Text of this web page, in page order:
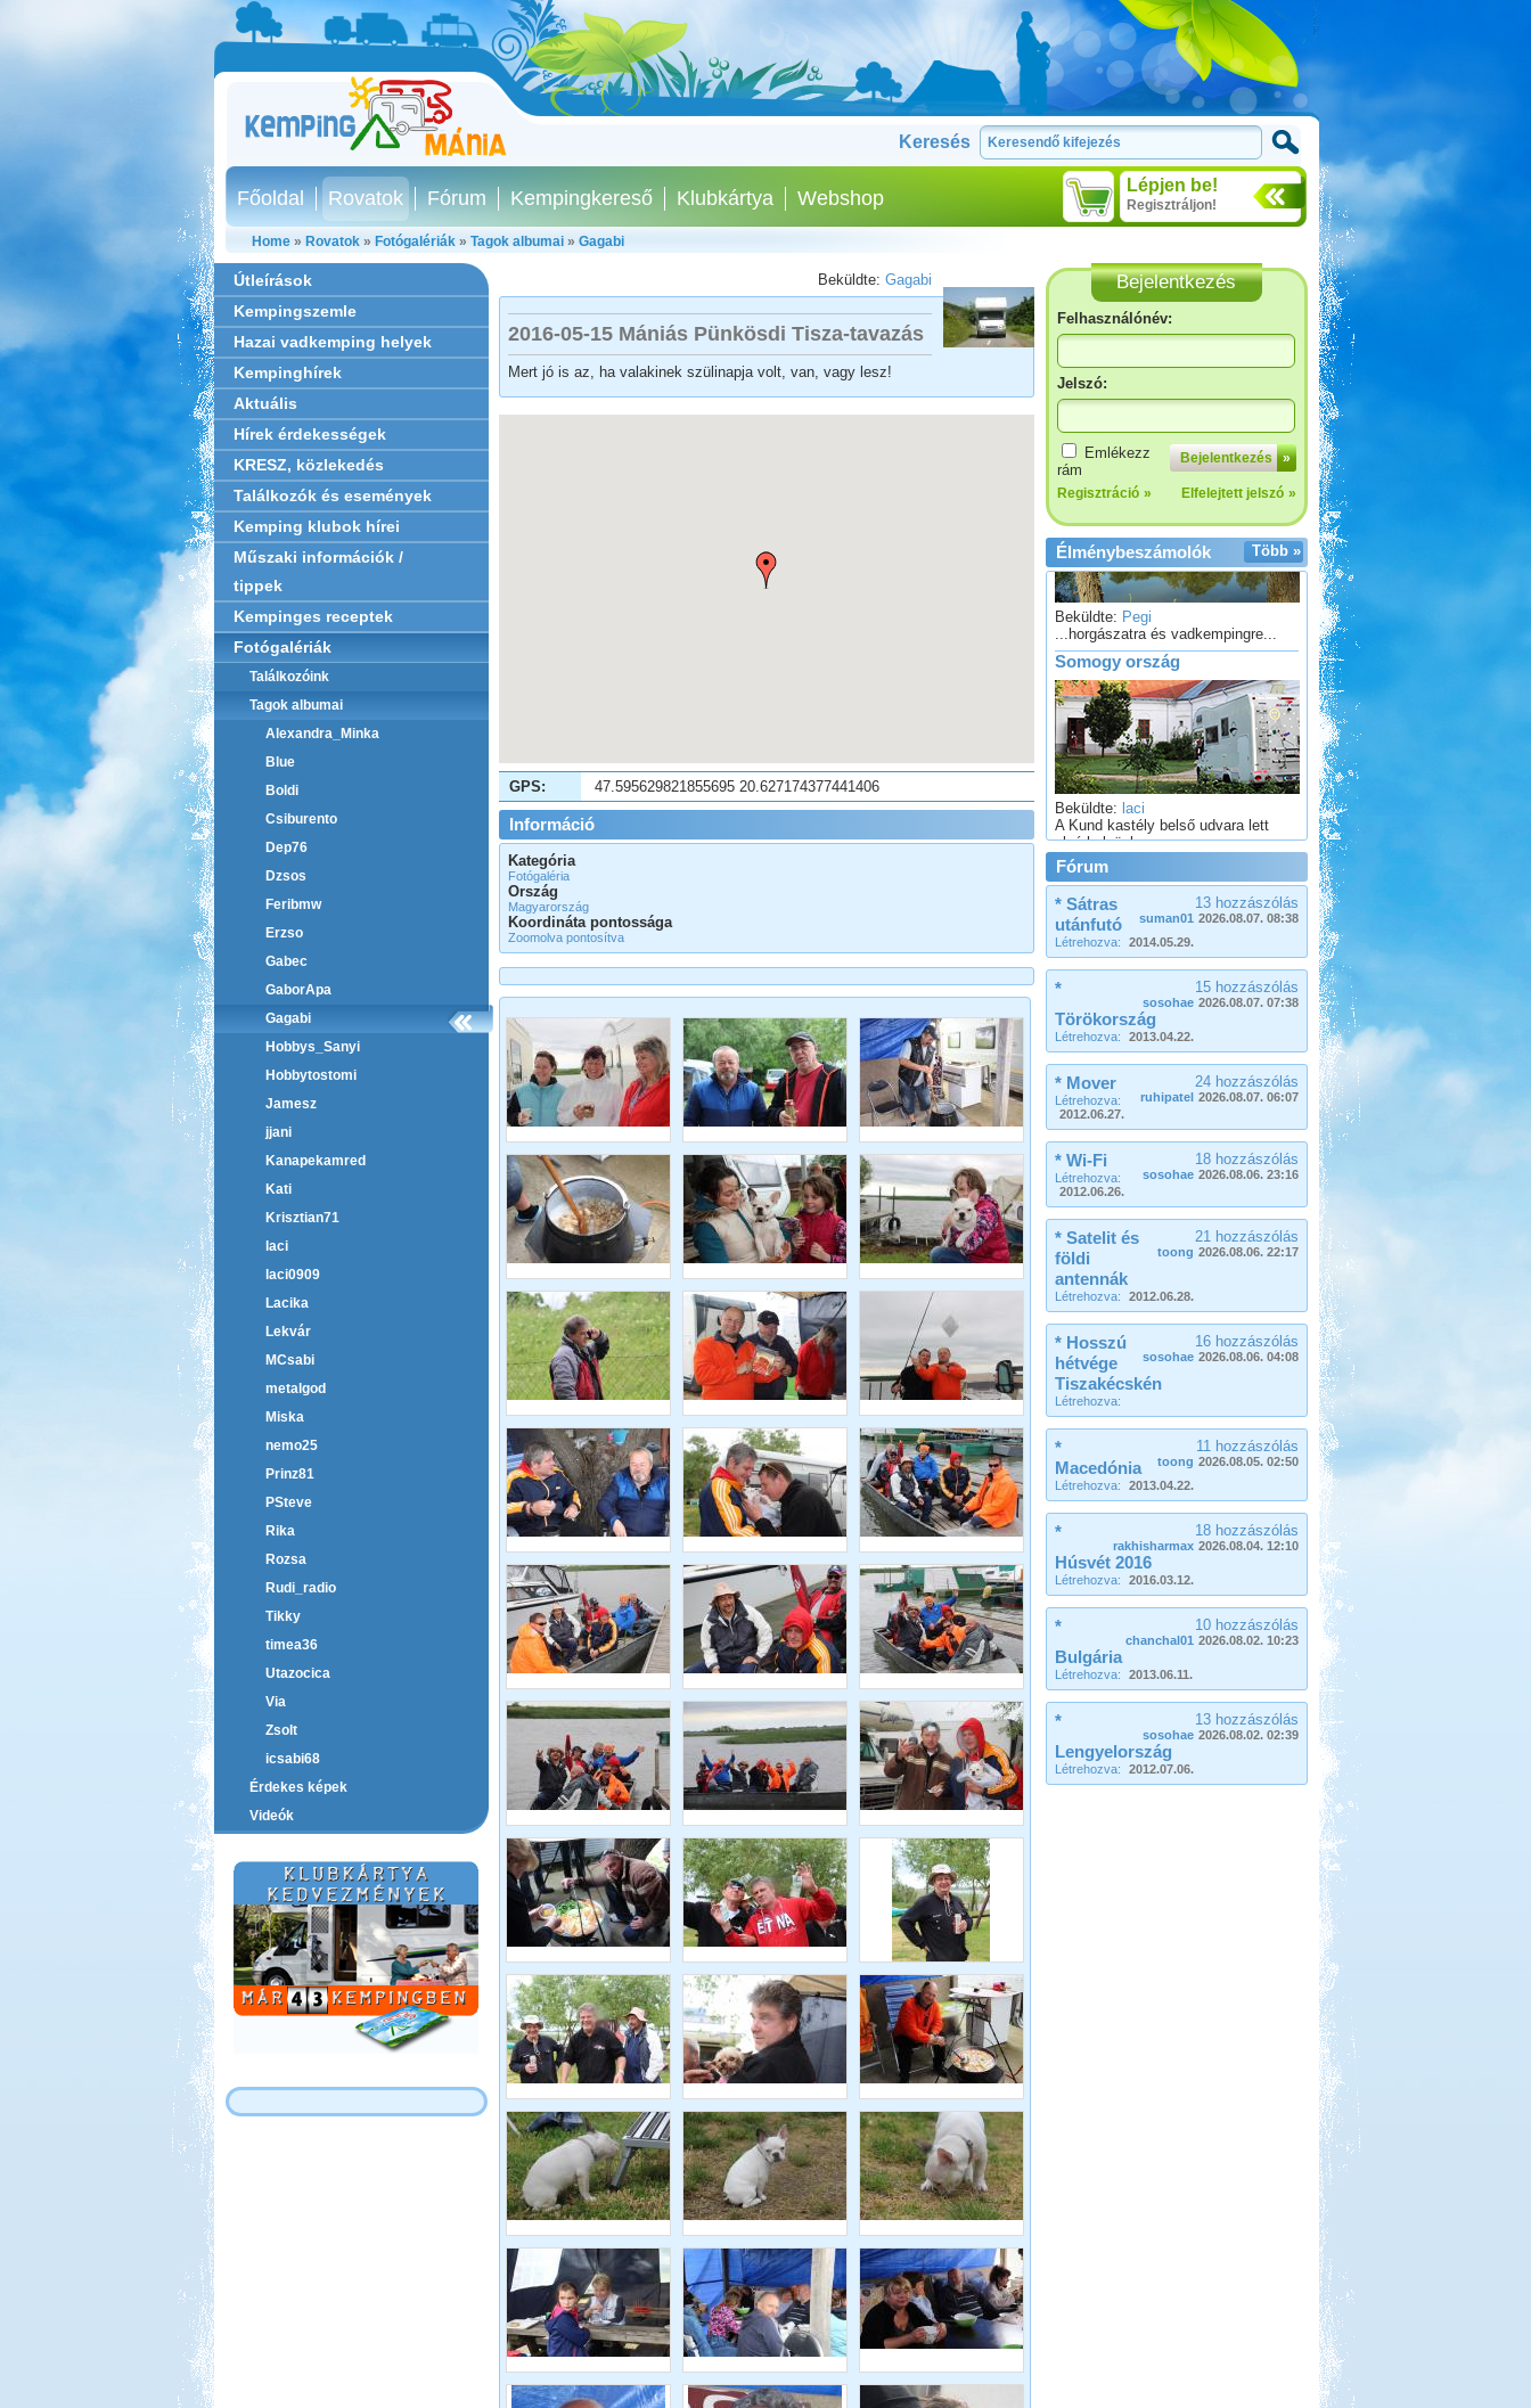
Keresés
Lépjen be!
Regisztráljon!
Főoldal Rovatok Fórum Kempingkereső Klubkártya Webshop
Home» Rovatok» Fotógalériák» Tagok albumai» Gagabi
Útleírások
Kempingszemle
Hazai vadkemping helyek
Kempinghírek
Aktuális
Hírek érdekességek
KRESZ, közlekedés
Találkozók és események
Kemping klubok hírei
Műszaki információk /
tippek
Kempinges receptek
Fotógalériák
Találkozóink
Tagok albumai
Alexandra_Minka
Blue
Boldi
Csiburento
Dep76
Dzsos
Feribmw
Erzso
Gabec
GaborApa
Gagabi
Hobbys_Sanyi
Hobbytostomi
Jamesz
jjani
Kanapekamred
Kati
Krisztian71
laci
laci0909
Lacika
Lekvár
MCsabi
metalgod
Miska
nemo25
Prinz81
PSteve
Rika
Rozsa
Rudi_radio
Tikky
timea36
Utazocica
Via
Zsolt
icsabi68
Érdekes képek
Videók
Beküldte: Gagabi
2016-05-15 Mániás Pünkösdi Tisza-tavazás
Mert jó is az, ha valakinek szülinapja volt, van, vagy lesz!
GPS: 47.595629821855695 20.627174377441406
Információ
Kategória
Fotógaléria
Ország
Magyarország
Koordináta pontossága
Zoomolva pontosítva
Bejelentkezés
Felhasználónév:
Jelszó:
Bejelentkezés »
Emlékezz
rám
Regisztráció » Elfelejtett jelszó »
Több »
Élménybeszámolók
Zalaszentgrót - Kavicsbánya
tó
Beküldte:Pegi
...horgászatra és vadkempingre...
Somogy ország
Beküldte:laci
A Kund kastély belső udvara lett
alvó helyünk...
Lengyel körút
Beküldte:GaborApa
Eredetileg motorozni akartunk, de
ebből is lakóautózás lett.
Őrségi Csörgő Vendégház
Beküldte:Piho
Franciaország Nizzától-
Párizsig
Beküldte:
Nagyon örülök, hogy nem
autópályán mentünk, mert így
sokkal jobban beleláttunk az igazi
Franciaországba.
Toscana. Nagyvárosok.
Beküldte:Eva54
San Gimignano, Siena, Livorno,
Cecina, Pisa, Lucca, Firenze. stb.
Görögország-Albánia-
Montenegró
Fórum
13 hozzászólás
suman01 2026.08.07. 08:38
* Sátras
utánfutó
Létrehozva: 2014.05.29.
15 hozzászólás
sosohae 2026.08.07. 07:38
*
Törökország
Létrehozva: 2013.04.22.
24 hozzászólás
ruhipatel 2026.08.07. 06:07
* Mover
Létrehozva:
2012.06.27.
18 hozzászólás
sosohae 2026.08.06. 23:16
* Wi-Fi
Létrehozva:
2012.06.26.
21 hozzászólás
toong 2026.08.06. 22:17
* Satelit és
földi
antennák
Létrehozva: 2012.06.28.
16 hozzászólás
sosohae 2026.08.06. 04:08
* Hosszú
hétvége
Tiszakécskén
Létrehozva:
11 hozzászólás
toong 2026.08.05. 02:50
*
Macedónia
Létrehozva: 2013.04.22.
18 hozzászólás
rakhisharmax 2026.08.04. 12:10
*
Húsvét 2016
Létrehozva: 2016.03.12.
10 hozzászólás
chanchal01 2026.08.02. 10:23
*
Bulgária
Létrehozva: 2013.06.11.
13 hozzászólás
sosohae 2026.08.02. 02:39
*
Lengyelország
Létrehozva: 2012.07.06.